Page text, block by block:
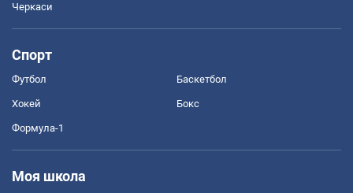
Черкаси
Спорт
Футбол Баскетбол
Хокей Бокс
Формула-1
Моя школа